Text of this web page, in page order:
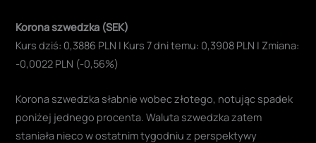
Korona szwedzka (SEK)
Kurs dziś: 0,3886 PLN | Kurs 7 dni temu: 0,3908 PLN | Zmiana:
-0,0022 PLN (-0,56%)
Korona szwedzka słabnie wobec złotego, notując spadek
poniżej jednego procenta. Waluta szwedzka zatem
staniała nieco w ostatnim tygodniu z perspektywy